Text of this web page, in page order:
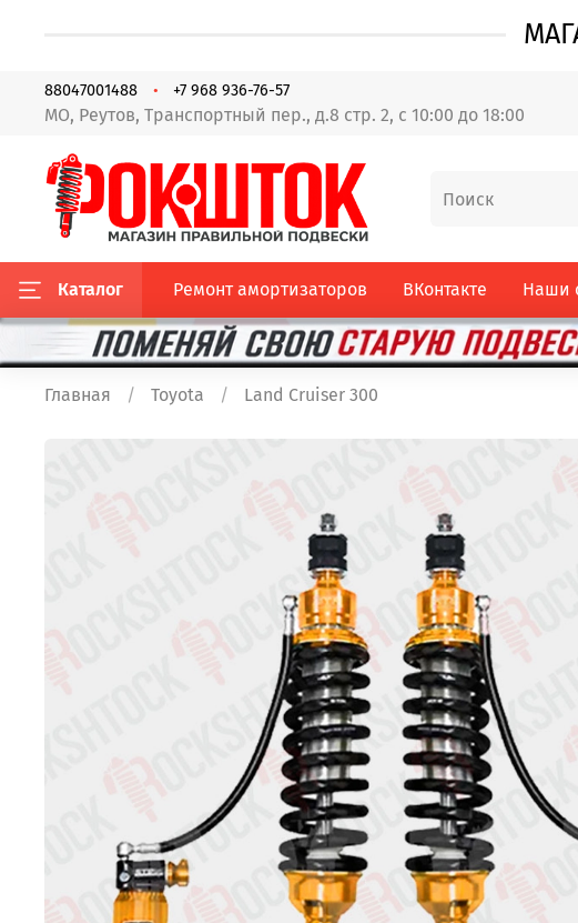
МО, Реутов, Транспортный пер., д.8 стр. 2, с 10:00 до 18:00
88047001488 +7 968 936-76-57
Каталог Ремонт амортизаторов ВКонтакте Наши
Главная Toyota Land Cruiser 300